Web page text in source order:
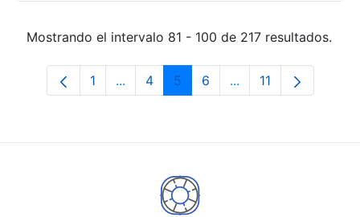
Mostrando el intervalo 81 - 100 de 217 resultados.
Página
1 ...Páginas intermedias Use TAB para
Página
4 Página
5 Página
6 ...PáginasPágina
11